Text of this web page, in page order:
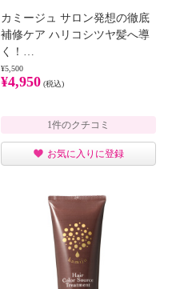
カミージュ サロン発想の徹底
補修ケア ハリコシツヤ髪へ導
く！…
¥5,500
¥4,950 (税込)
1件のクチコミ
お気に入りに登録